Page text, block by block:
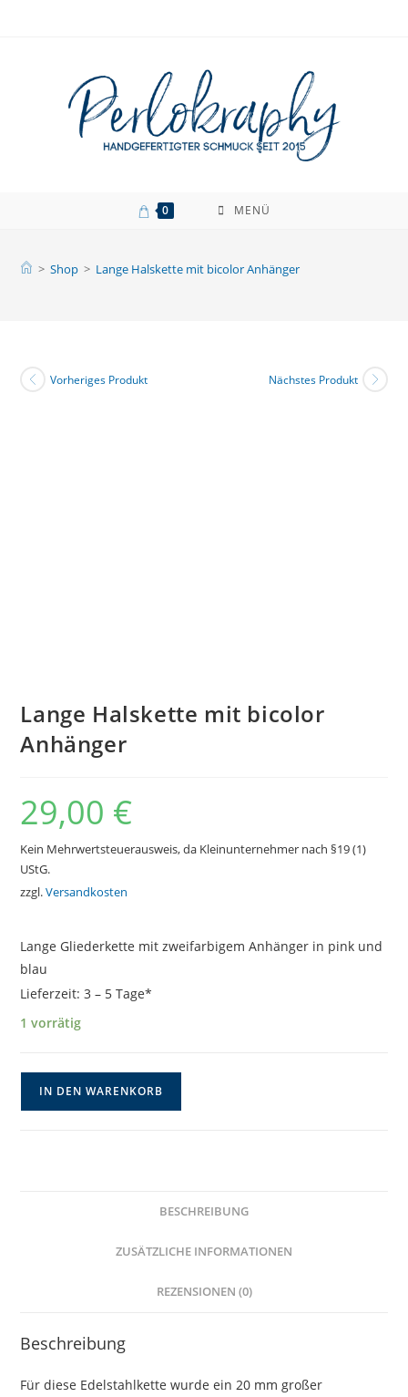
0 MENÜ
> Shop > Lange Halskette mit bicolor Anhänger
Vorheriges Produkt Nächstes Produkt
Lange Halskette mit bicolor
Anhänger
29,00 €
Kein Mehrwertsteuerausweis, da Kleinunternehmer nach §19 (1)
UStG.
zzgl.Versandkosten
Lange Gliederkette mit zweifarbigem Anhänger in pink und
blau
Lieferzeit:3 – 5 Tage*
1 vorrätig
IN DEN WARENKORB
BESCHREIBUNG
ZUSÄTZLICHE INFORMATIONEN
REZENSIONEN (0)
Beschreibung
Für diese Edelstahlkette wurde ein 20 mm großer